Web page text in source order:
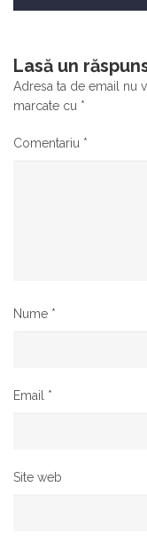
Lasă un
Adresa ta de email nu
marcate cu *
Comentariu *
Nume *
Email *
Site web